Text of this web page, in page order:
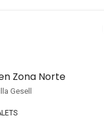
Zona Norte
Gesell